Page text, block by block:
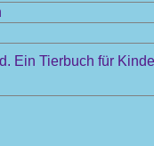
Ein Tierbuch für